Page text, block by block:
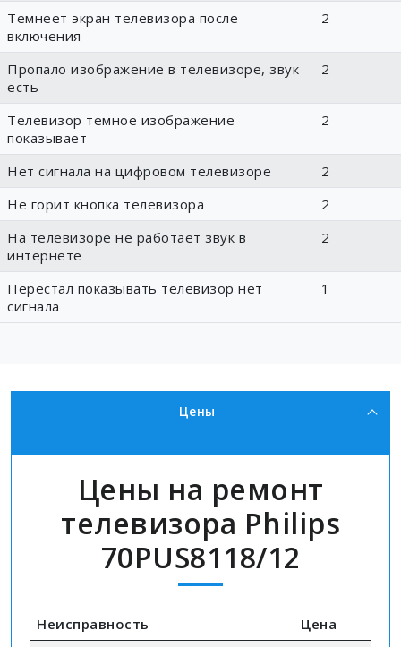
Темнеет экран телевизора после
включения
2
Пропало изображение в телевизоре, звук
есть
2
Телевизор темное изображение
показывает
2
Нет сигнала на цифровом телевизоре
2
Не горит кнопка телевизора
2
На телевизоре не работает звук в
интернете
2
Перестал показывать телевизор нет
сигнала
1
Цены
Цены на ремонт
телевизора Philips
70PUS8118/12
Неисправность
Цена